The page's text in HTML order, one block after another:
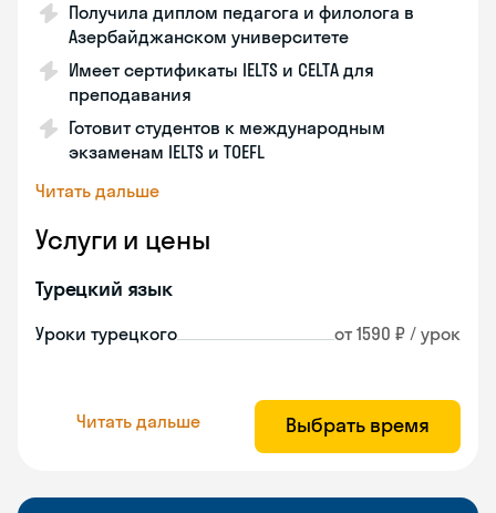
Получила диплом педагога и филолога в
Азербайджанском университете
Имеет сертификаты IELTS и CELTA для
преподавания
Готовит студентов к международным
экзаменам IELTS и TOEFL
Читать дальше
Услуги и цены
Турецкий язык
Уроки турецкого от 1590 ₽ / урок
Читать дальше Выбрать время